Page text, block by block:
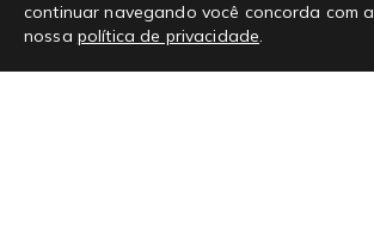
continuar navegando você concorda com a
nossa política de privacidade.